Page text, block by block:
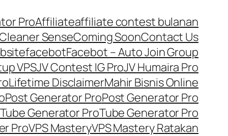
ProAffiliateaffiliate contest bulanan
SenseComing SoonContact Us
facebotFacebot – Auto Join Group
VPSJV Contest IG ProJV Humaira Pro
Lifetime DisclaimerMahir Bisnis Online
Post Generator ProPost Generator Pro
Tube Generator ProTube Generator Pro
ProVPS MasteryVPS Mastery Ratakan